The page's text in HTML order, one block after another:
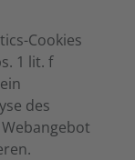
Cookies
1 lit. f
des